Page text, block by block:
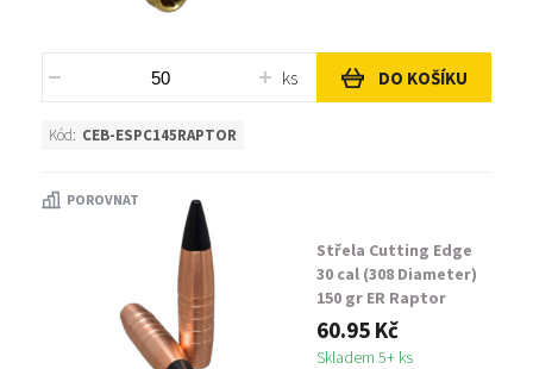
ks DO KOŠÍKU
Kód: CEB-ESPC145RAPTOR
POROVNAT
Střela Cutting Edge
30 cal (308 Diameter)
150 gr ER Raptor
60.95 Kč
Skladem 5+ ks